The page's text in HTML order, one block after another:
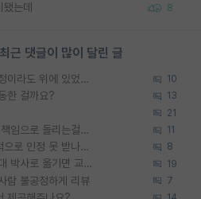
는데 8
근 댓글이 많이 달린 글
진짜 제발 적당히 똑똑한 박사과정이라도 위에 있었으면.. 10
한 걸까요? 13
21
왜 후배가 못하는걸 교수님은 내 책임으로 돌리는걸까요? 11
학회 Invited paper는 딱히 실적으로 인정 못 받나요? 8
SSH 박사과정을 그만두고 지방대 박사로 옮기면 교수의 꿈은 끝일까요? 19
람 불공정하게 리뷰 7